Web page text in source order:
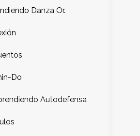
Danza Or.
Do
Autodefensa